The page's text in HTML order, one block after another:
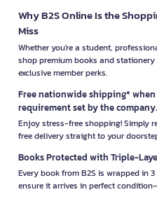
Why B2S Online Is the
Miss
Whether you're a student,
shop premium books and
exclusive member perks.
Free nationwide shipping*
requirement set by the company.
Enjoy stress-free shopping! Simply
free delivery straight to your
Books Protected with Triple-
Every book from B2S is wrapped in
ensure it arrives in perfect